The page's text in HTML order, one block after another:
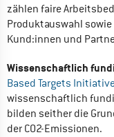
zählen faire
Produktauswahl
Kund:innen und
Wissenschaftlich
Based Targets
wissenschaftlich
bilden seither die
der CO2-Emissionen.